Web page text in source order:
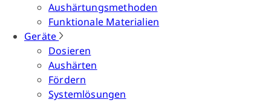
Aushärtungsmethoden
Funktionale Materialien
Geräte
Dosieren
Aushärten
Fördern
Systemlösungen